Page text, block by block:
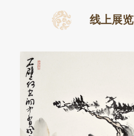
线上展览